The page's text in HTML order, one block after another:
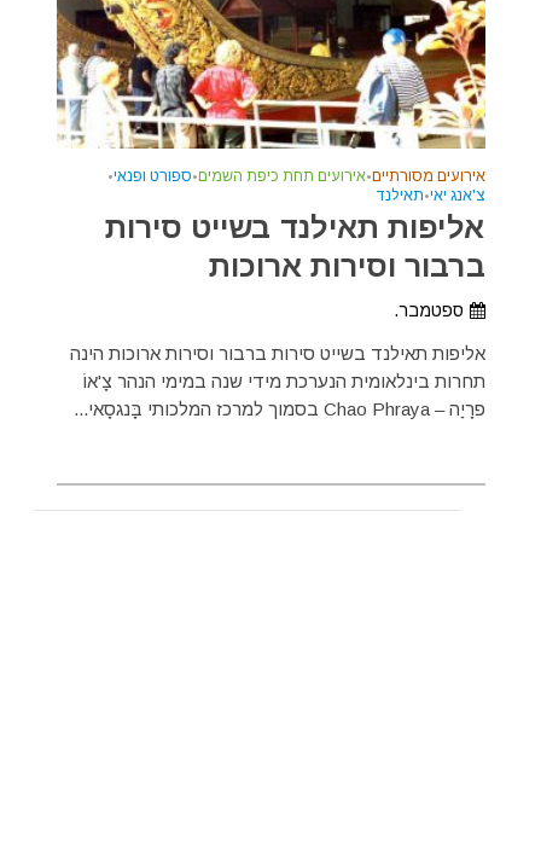
אירועים מסורתיים•אירועים תחת כיפת השמים•ספורט ופנאי•
צ'אנג יאי•תאילנד
אליפות תאילנד בשייט סירות
ברבור וסירות ארוכות
ספטמבר.
אליפות תאילנד בשייט סירות ברבור וסירות ארוכות הינה
תחרות בינלאומית הנערכת מידי שנה במימי הנהר צָ'אוֹ
פרָיַה – Chao Phraya בסמוך למרכז המלכותי בָּנגסָאי...